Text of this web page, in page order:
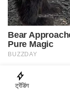
ट्रेंडिंग